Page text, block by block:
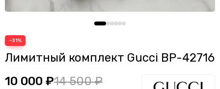
−31%
Лимитный комплект Gucci BP-42716
10 000 ₽14 500 ₽